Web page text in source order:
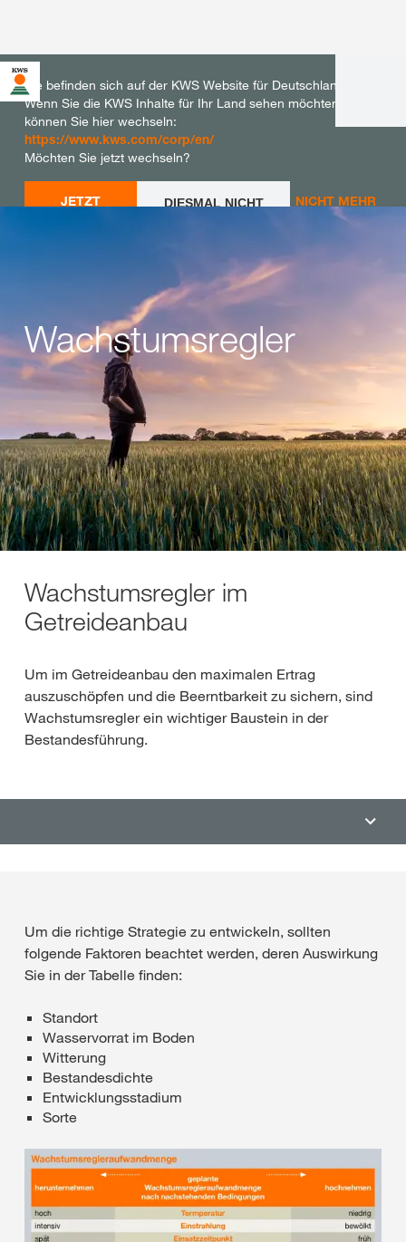
Sie befinden sich auf der KWS Website für Deutschland.
Wenn Sie die KWS Inhalte für Ihr Land sehen möchten,
können Sie hier wechseln:
https://www.kws.com/corp/en/
Möchten Sie jetzt wechseln?
JETZT
DIESMAL NICHT
NICHT MEHR
FRAGEN
Wachstumsregler
Wachstumsregler im
Getreideanbau
Um im Getreideanbau den maximalen Ertrag
auszuschöpfen und die Beerntbarkeit zu sichern, sind
Wachstumsregler ein wichtiger Baustein in der
Bestandesführung.
Um die richtige Strategie zu entwickeln, sollten
folgende Faktoren beachtet werden, deren Auswirkung
Sie in der Tabelle finden:
Standort
Wasservorrat im Boden
Witterung
Bestandesdichte
Entwicklungsstadium
Sorte